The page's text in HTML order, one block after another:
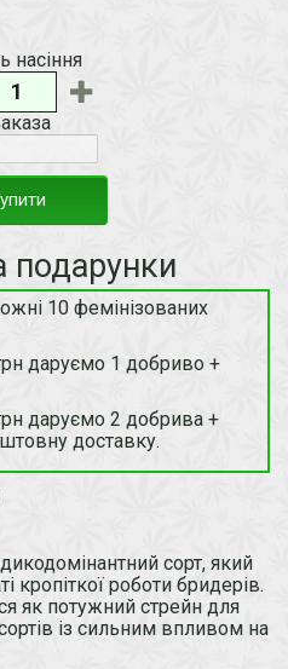
насіння
подарунки
10 фемінізованих
даруємо 1 добриво +
даруємо 2 добрива +
доставку.
сорт, який
кропіткої роботи бридерів.
як потужний стрейн для
із сильним впливом на